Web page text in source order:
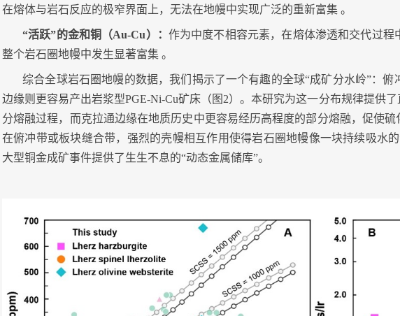
在熔体与岩石反应的极窄界面上，无法在地幔中实现广泛的重新富集 。
“活跃” 的金和铜（Au-Cu）： 作为中度不相容元素，在熔体渗透和交代过
整个岩石圈地幔中发生显著富集 。
综合全球岩石圈地幔的数据，我们揭示了一个有趣的全球“成矿分水岭”：
边缘则更容易产出岩浆型PGE-Ni-Cu矿床（图2）。本研究为这一分布规律提供
分熔融过程，而克拉通边缘在地质历史中更容易经历高程度的部分熔融，促使硫
在俯冲带或板块缝合带，强烈的壳幔相互作用使得岩石圈地幔像一块持续吸水
大型铜金成矿事件提供了生生不息的“动态金属储库”。